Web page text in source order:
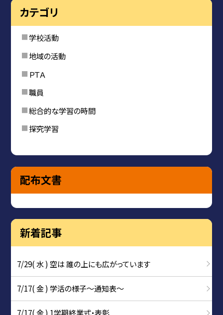
カテゴリ
学校活動
地域の活動
ＰＴＡ
職員
総合的な学習の時間
探究学習
配布文書
新着記事
7/29( 水 ) 空は 誰の上にも広がっています
7/17( 金 ) 学活の様子〜通知表〜
7/17( 金 ) 1学期終業式・表彰